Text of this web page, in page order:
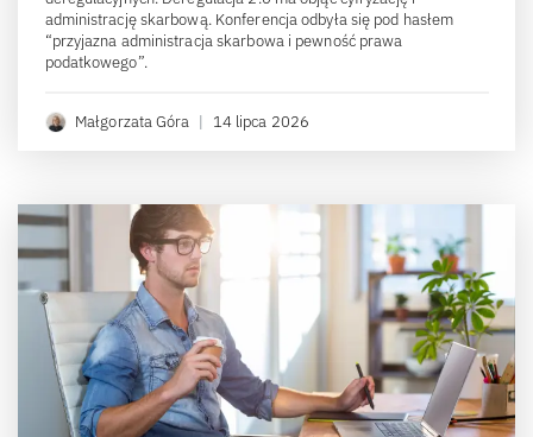
administrację skarbową. Konferencja odbyła się pod hasłem
“przyjazna administracja skarbowa i pewność prawa
podatkowego”.
Małgorzata Góra | 14 lipca 2026